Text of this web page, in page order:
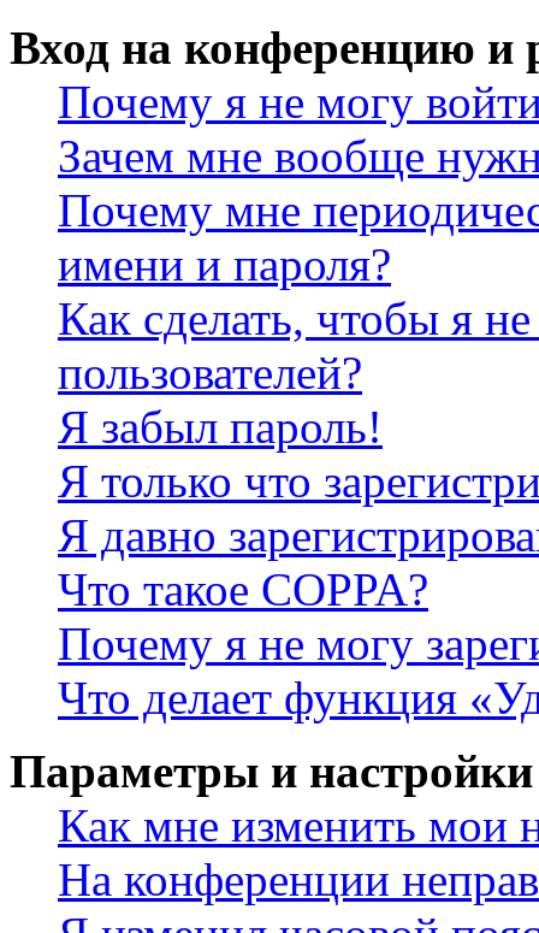
Вход на конференцию и
Почему я не могу
Зачем мне вообще
Почему мне
имени и пароля?
Как сделать, чтобы я
пользователей?
Я забыл пароль!
Я только что
Я давно
Что такое COPPA?
Почему я не могу
Что делает функция
Параметры и настройки
Как мне изменить мои
На конференции